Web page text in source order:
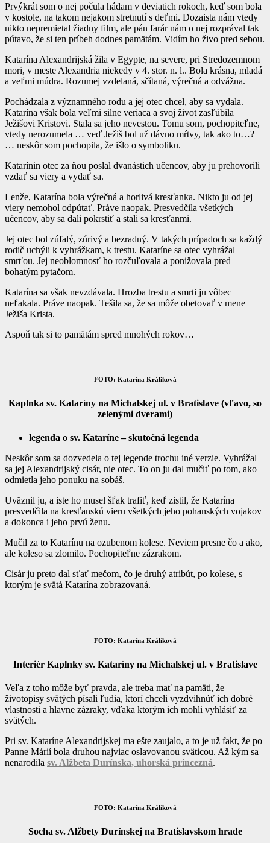
Prvýkrát som o nej počula hádam v deviatich rokoch, keď som bola
v kostole, na takom nejakom stretnutí s deťmi. Dozaista nám vtedy
nikto nepremietal žiadny film, ale pán farár nám o nej rozprával tak
pútavo, že si ten príbeh dodnes pamätám. Vidím ho živo pred sebou.
Katarína Alexandrijská žila v Egypte, na severe, pri Stredozemnom
mori, v meste Alexandria niekedy v 4. stor. n. l.. Bola krásna, mladá
a veľmi múdra. Rozumej vzdelaná, sčítaná, výrečná a odvážna.
Pochádzala z významného rodu a jej otec chcel, aby sa vydala.
Katarína však bola veľmi silne veriaca a svoj život zasľúbila
Ježišovi Kristovi. Stala sa jeho nevestou. Tomu som, pochopiteľne,
vtedy nerozumela … veď Ježiš bol už dávno mŕtvy, tak ako to…?
… neskôr som pochopila, že išlo o symboliku.
Katarínin otec za ňou poslal dvanástich učencov, aby ju prehovorili
vzdať sa viery a vydať sa.
Lenže, Katarína bola výrečná a horlivá kresťanka. Nikto ju od jej
viery nemohol odpútať. Práve naopak. Presvedčila všetkých
učencov, aby sa dali pokrstiť a stali sa kresťanmi.
Jej otec bol zúfalý, zúrivý a bezradný. V takých prípadoch sa každý
rodič uchýli k vyhrážkam, k trestu. Kataríne sa otec vyhrážal
smrťou. Jej neoblomnosť ho rozčuľovala a ponižovala pred
bohatým pytačom.
Katarína sa však nevzdávala. Hrozba trestu a smrti ju vôbec
neľakala. Práve naopak. Tešila sa, že sa môže obetovať v mene
Ježiša Krista.
Aspoň tak si to pamätám spred mnohých rokov…
FOTO: Katarína Králiková
Kaplnka sv. Kataríny na Michalskej ul. v Bratislave (vľavo, so
zelenými dverami)
legenda o sv. Kataríne – skutočná legenda
Neskôr som sa dozvedela o tej legende trochu iné verzie. Vyhrážal
sa jej Alexandrijský cisár, nie otec. To on ju dal mučiť po tom, ako
odmietla jeho ponuku na sobáš.
Uväznil ju, a iste ho musel šľak trafiť, keď zistil, že Katarína
presvedčila na kresťanskú vieru všetkých jeho pohanských vojakov
a dokonca i jeho prvú ženu.
Mučil za to Katarínu na ozubenom kolese. Neviem presne čo a ako,
ale koleso sa zlomilo. Pochopiteľne zázrakom.
Cisár ju preto dal sťať mečom, čo je druhý atribút, po kolese, s
ktorým je svätá Katarína zobrazovaná.
FOTO: Katarína Králiková
Interiér Kaplnky sv. Kataríny na Michalskej ul. v Bratislave
Veľa z toho môže byť pravda, ale treba mať na pamäti, že
životopisy svätých písali ľudia, ktorí chceli vyzdvihnúť ich dobré
vlastnosti a hlavne zázraky, vďaka ktorým ich mohli vyhlásiť za
svätých.
Pri sv. Kataríne Alexandrijskej ma ešte zaujalo, a to je už fakt, že po
Panne Márií bola druhou najviac oslavovanou sväticou. Až kým sa
nenarodila sv. Alžbeta Durínska, uhorská princezná.
FOTO: Katarína Králiková
Socha sv. Alžbety Durínskej na Bratislavskom hrade